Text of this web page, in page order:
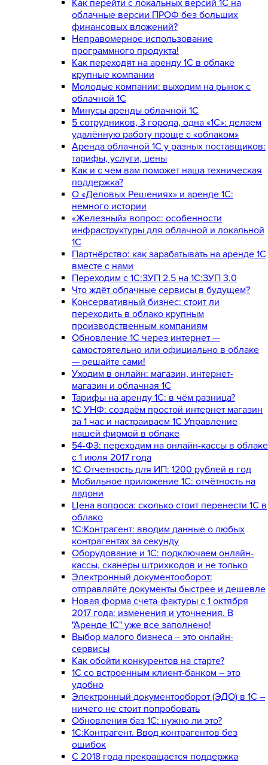
Как перейти с локальных версий 1С на
облачные версии ПРОФ без больших
финансовых вложений?
Неправомерное использование
программного продукта!
Как переходят на аренду 1С в облаке
крупные компании
Молодые компании: выходим на рынок с
облачной 1С
Минусы аренды облачной 1С
5 сотрудников, 3 города, одна «1С»: делаем
удалённую работу проще с «облаком»
Аренда облачной 1С у разных поставщиков:
тарифы, услуги, цены
Как и с чем вам поможет наша техническая
поддержка?
О «Деловых Решениях» и аренде 1С:
немного истории
«Железный» вопрос: особенности
инфраструктуры для облачной и локальной
1С
Партнёрство: как зарабатывать на аренде 1С
вместе с нами
Переходим с 1С:ЗУП 2.5 на 1С:ЗУП 3.0
Что ждёт облачные сервисы в будущем?
Консервативный бизнес: стоит ли
переходить в облако крупным
производственным компаниям
Обновление 1С через интернет —
самостоятельно или официально в облаке
— решайте сами!
Уходим в онлайн: магазин, интернет-
магазин и облачная 1С
Тарифы на аренду 1С: в чём разница?
1С УНФ: создаём простой интернет магазин
за 1 час и настраиваем 1С Управление
нашей фирмой в облаке
54-ФЗ: переходим на онлайн-кассы в облаке
с 1 июля 2017 года
1С Отчетность для ИП: 1200 рублей в год
Мобильное приложение 1С: отчётность на
ладони
Цена вопроса: сколько стоит перенести 1С в
облако
1С:Контрагент: вводим данные о любых
контрагентах за секунду
Оборудование и 1С: подключаем онлайн-
кассы, сканеры штрихкодов и не только
Электронный документооборот:
отправляйте документы быстрее и дешевле
Новая форма счета-фактуры с 1 октября
2017 года: изменения и уточнения. В
"Аренде 1С" уже все заполнено!
Выбор малого бизнеса – это онлайн-
сервисы
Как обойти конкурентов на старте?
1C со встроенным клиент-банком – это
удобно
Электронный документооборот (ЭДО) в 1С –
ничего не стоит попробовать
Обновления баз 1С: нужно ли это?
1С:Контрагент. Ввод контрагентов без
ошибок
С 2018 года прекращается поддержка